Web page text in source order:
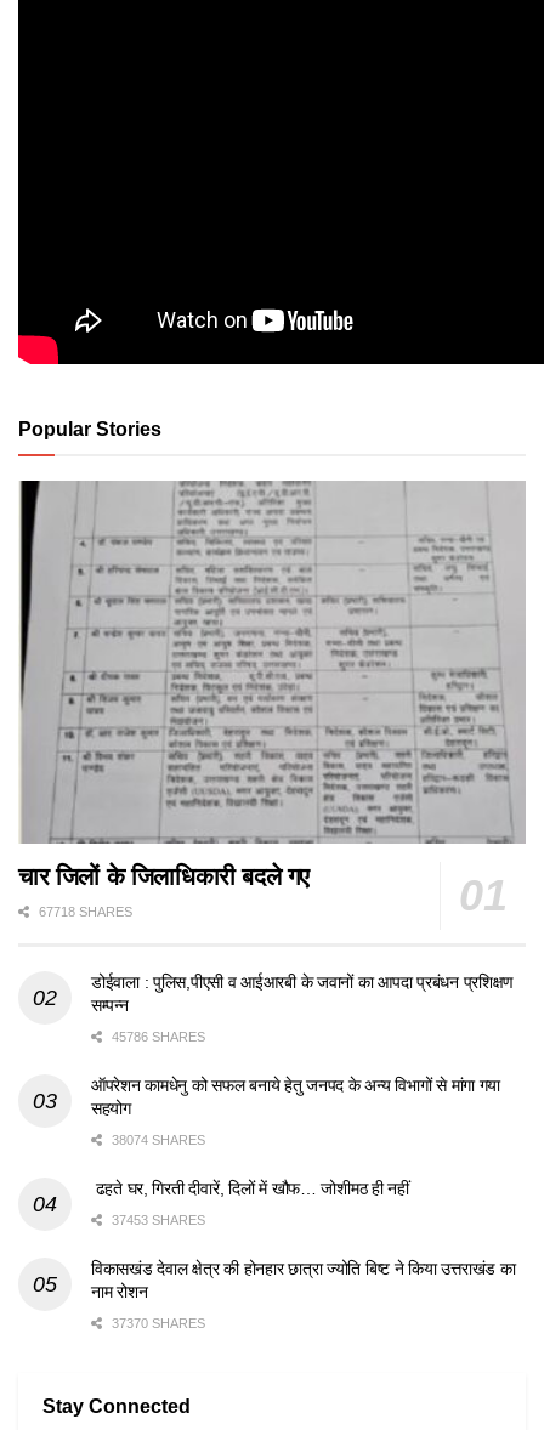
Popular Stories
चार जिलों के जिलाधिकारी बदले गए
67718 SHARES
डोईवाला : पुलिस,पीएसी व आईआरबी के जवानों का आपदा प्रबंधन प्रशिक्षण
सम्पन्न
45786 SHARES
ऑपरेशन कामधेनु को सफल बनाये हेतु जनपद के अन्य विभागों से मांगा गया
सहयोग
38074 SHARES
ढहते घर, गिरती दीवारें, दिलों में खौफ… जोशीमठ ही नहीं
37453 SHARES
विकासखंड देवाल क्षेत्र की होनहार छात्रा ज्योति बिष्ट ने किया उत्तराखंड का
नाम रोशन
37370 SHARES
Stay Connected